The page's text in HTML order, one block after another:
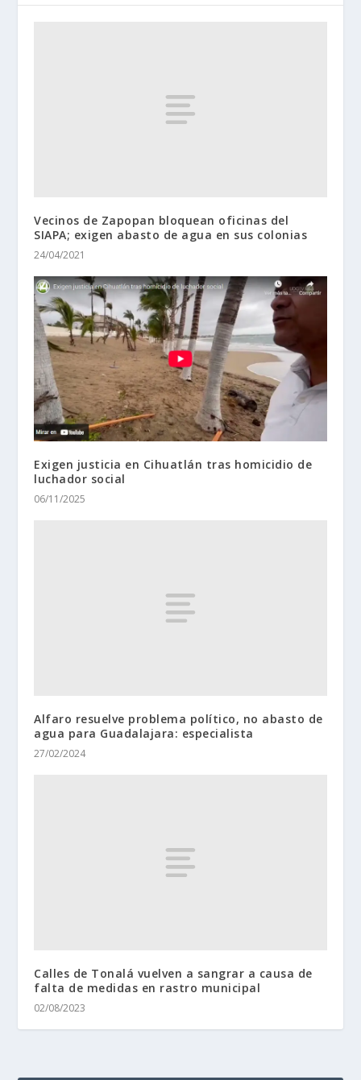
Vecinos de Zapopan bloquean oficinas del
SIAPA; exigen abasto de agua en sus colonias
24/04/2021
Exigen justicia en Cihuatlán tras homicidio de
luchador social
06/11/2025
Alfaro resuelve problema político, no abasto de
agua para Guadalajara: especialista
27/02/2024
Calles de Tonalá vuelven a sangrar a causa de
falta de medidas en rastro municipal
02/08/2023